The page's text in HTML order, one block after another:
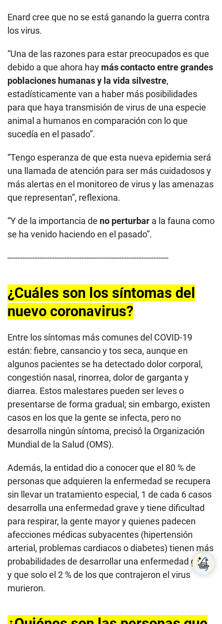
Enard cree que no se está ganando la guerra contra
los virus.
“Una de las razones para estar preocupados es que
debido a que ahora hay más contacto entre grandes
poblaciones humanas y la vida silvestre,
estadísticamente van a haber más posibilidades
para que haya transmisión de virus de una especie
animal a humanos en comparación con lo que
sucedía en el pasado”.
“Tengo esperanza de que esta nueva epidemia será
una llamada de atención para ser más cuidadosos y
más alertas en el monitoreo de virus y las amenazas
que representan”, reflexiona.
“Y de la importancia de no perturbar a la fauna como
se ha venido haciendo en el pasado”.
-----------------------------------------------------------------
¿Cuáles son los síntomas del
nuevo coronavirus?
Entre los síntomas más comunes del COVID-19
están: fiebre, cansancio y tos seca, aunque en
algunos pacientes se ha detectado dolor corporal,
congestión nasal, rinorrea, dolor de garganta y
diarrea. Estos malestares pueden ser leves o
presentarse de forma gradual; sin embargo, existen
casos en los que la gente se infecta, pero no
desarrolla ningún síntoma, precisó la Organización
Mundial de la Salud (OMS).
Además, la entidad dio a conocer que el 80 % de
personas que adquieren la enfermedad se recupera
sin llevar un tratamiento especial, 1 de cada 6 casos
desarrolla una enfermedad grave y tiene dificultad
para respirar, la gente mayor y quienes padecen
afecciones médicas subyacentes (hipertensión
arterial, problemas cardiacos o diabetes) tienen más
probabilidades de desarrollar una enfermedad grave
y que solo el 2 % de los que contrajeron el virus
murieron.